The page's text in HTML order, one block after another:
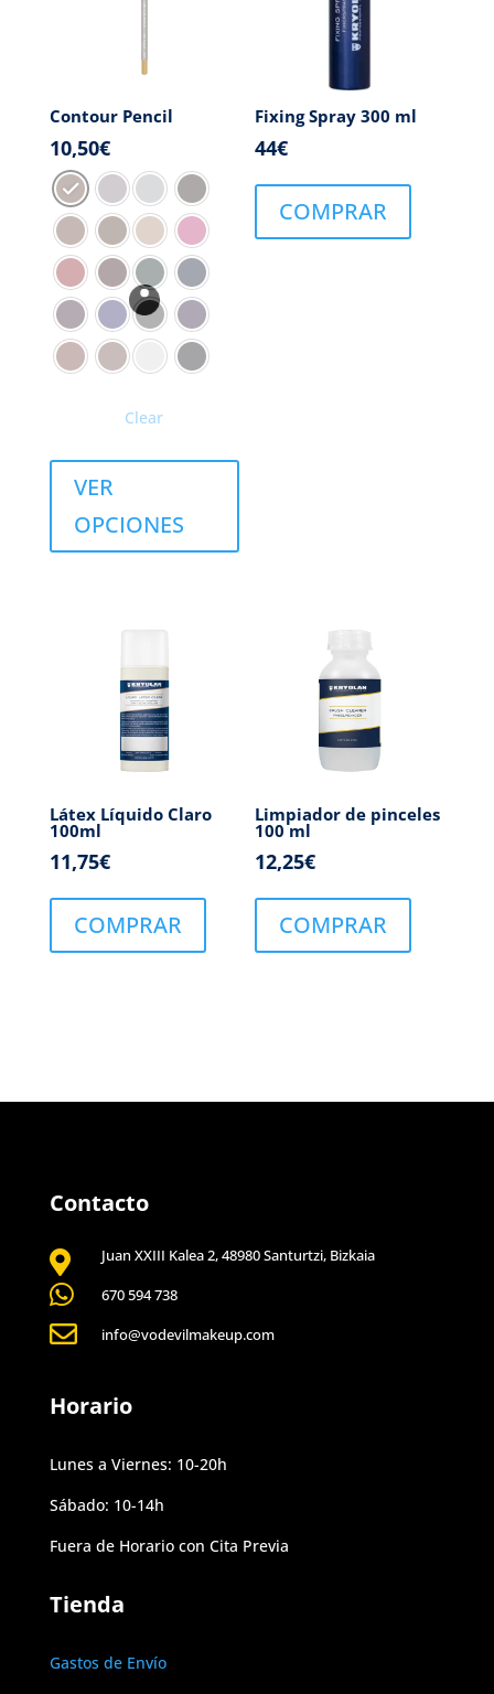
Contour Pencil
10,50€
Clear
VER
OPCIONES
Fixing Spray 300 ml
44€
COMPRAR
Látex Líquido Claro
100ml
11,75€
COMPRAR
Limpiador de pinceles
100 ml
12,25€
COMPRAR
Contacto
 Juan XXIII Kalea 2, 48980 Santurtzi, Bizkaia
 670 594 738
 info@vodevilmakeup.com
Horario
Lunes a Viernes: 10-20h
Sábado: 10-14h
Fuera de Horario con Cita Previa
Tienda
Gastos de Envío